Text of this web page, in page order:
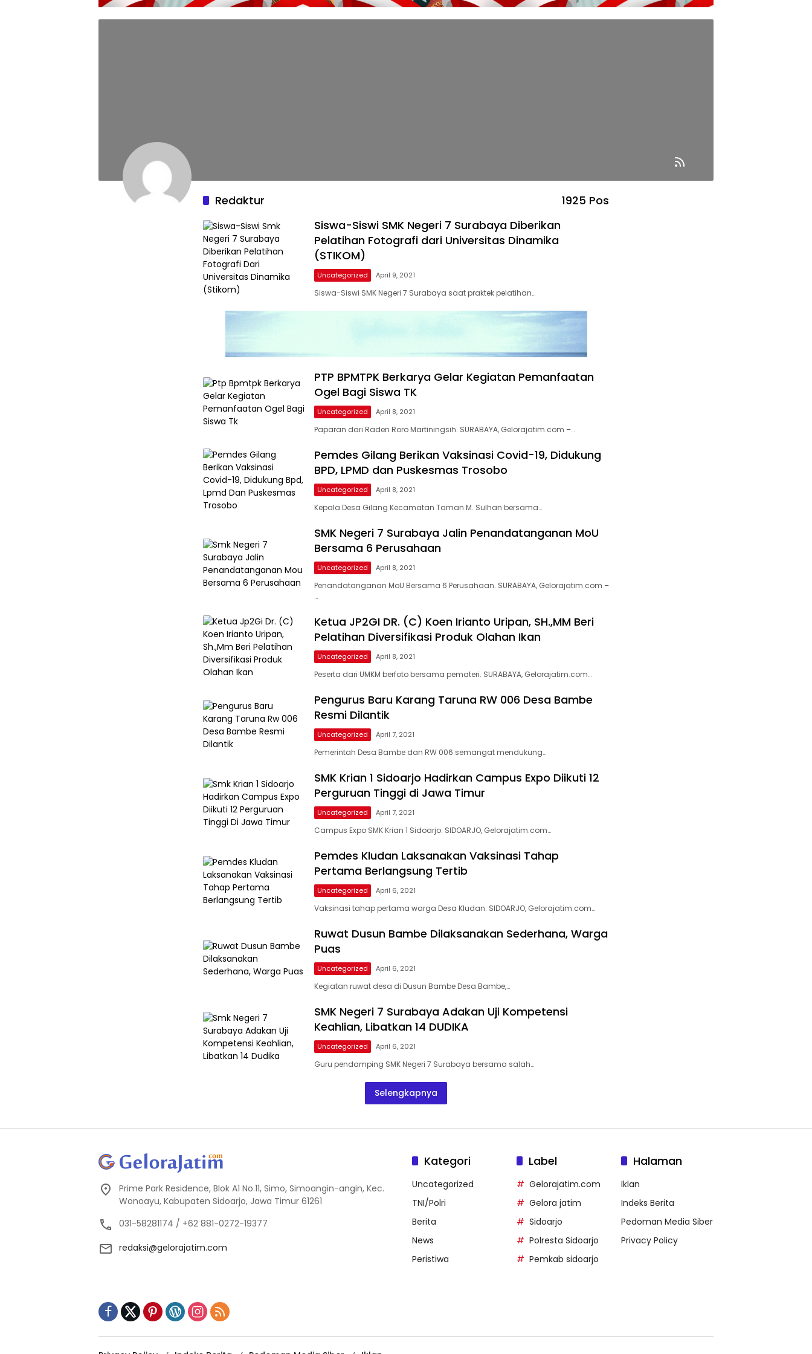
Redaktur
1925 Pos
Siswa-Siswi SMK Negeri 7 Surabaya Diberikan
Pelatihan Fotografi dari Universitas Dinamika
(STIKOM)
Uncategorized April 9, 2021
Siswa-Siswi SMK Negeri 7 Surabaya saat praktek pelatihan…
PTP BPMTPK Berkarya Gelar Kegiatan Pemanfaatan
Ogel Bagi Siswa TK
Uncategorized April 8, 2021
Paparan dari Raden Roro Martiningsih. SURABAYA, Gelorajatim.com –…
Pemdes Gilang Berikan Vaksinasi Covid-19, Didukung
BPD, LPMD dan Puskesmas Trosobo
Uncategorized April 8, 2021
Kepala Desa Gilang Kecamatan Taman M. Sulhan bersama…
SMK Negeri 7 Surabaya Jalin Penandatanganan MoU
Bersama 6 Perusahaan
Uncategorized April 8, 2021
Penandatanganan MoU Bersama 6 Perusahaan. SURABAYA, Gelorajatim.com –
…
Ketua JP2GI DR. (C) Koen Irianto Uripan, SH.,MM Beri
Pelatihan Diversifikasi Produk Olahan Ikan
Uncategorized April 8, 2021
Peserta dari UMKM berfoto bersama pemateri. SURABAYA, Gelorajatim.com…
Pengurus Baru Karang Taruna RW 006 Desa Bambe
Resmi Dilantik
Uncategorized April 7, 2021
Pemerintah Desa Bambe dan RW 006 semangat mendukung…
SMK Krian 1 Sidoarjo Hadirkan Campus Expo Diikuti 12
Perguruan Tinggi di Jawa Timur
Uncategorized April 7, 2021
Campus Expo SMK Krian 1 Sidoarjo. SIDOARJO, Gelorajatim.com…
Pemdes Kludan Laksanakan Vaksinasi Tahap
Pertama Berlangsung Tertib
Uncategorized April 6, 2021
Vaksinasi tahap pertama warga Desa Kludan. SIDOARJO, Gelorajatim.com…
Ruwat Dusun Bambe Dilaksanakan Sederhana, Warga
Puas
Uncategorized April 6, 2021
Kegiatan ruwat desa di Dusun Bambe Desa Bambe,…
SMK Negeri 7 Surabaya Adakan Uji Kompetensi
Keahlian, Libatkan 14 DUDIKA
Uncategorized April 6, 2021
Guru pendamping SMK Negeri 7 Surabaya bersama salah…
Selengkapnya
Prime Park Residence, Blok A1 No.11, Simo, Simoangin-angin, Kec.
Wonoayu, Kabupaten Sidoarjo, Jawa Timur 61261
031-58281174 / +62 881-0272-19377
redaksi@gelorajatim.com
Kategori
Uncategorized
TNI/Polri
Berita
News
Peristiwa
Label
Gelorajatim.com
Gelora jatim
Sidoarjo
Polresta Sidoarjo
Pemkab sidoarjo
Halaman
Iklan
Indeks Berita
Pedoman Media Siber
Privacy Policy